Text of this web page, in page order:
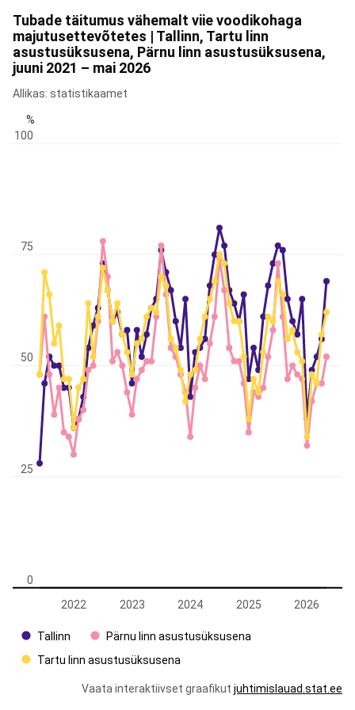
Tubade täitumus vähemalt viie voodikohaga
majutusettevõtetes | Tallinn, Tartu linn
asustusüksusena, Pärnu linn asustusüksusena,
juuni 2021 – mai 2026
Allikas: statistikaamet
2022 2023 2024 2025 2026
0
25
50
75
100
%
Tallinn
Pärnu linn asustusüksusena
Tartu linn asustusüksusena
Vaata interaktiivset graafikut juhtimislauad.stat.ee